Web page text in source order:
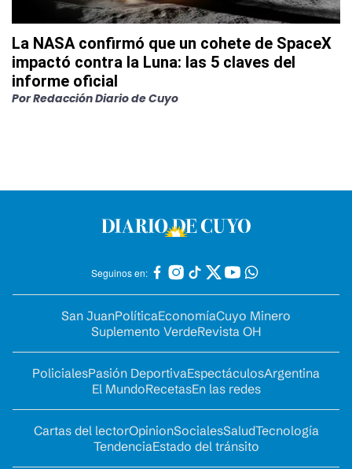
La NASA confirmó que un cohete de SpaceX
impactó contra la Luna: las 5 claves del
informe oficial
PorRedacción Diario de Cuyo
Seguinos en:
San JuanPolíticaEconomíaCuyo Minero
Suplemento VerdeRevista OH
PolicialesPasión DeportivaEspectáculosArgentina
El MundoRecetasEn las redes
Cartas del lectorOpinionSocialesSaludTecnología
TendenciaEstado del tránsito